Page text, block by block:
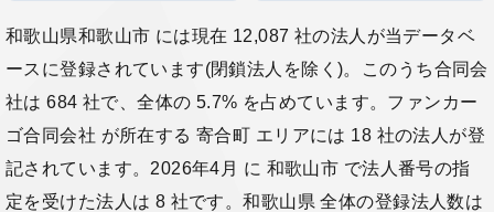
和歌山県和歌山市 には現在 12,087 社の法人が当データベ
ースに登録されています(閉鎖法人を除く)。このうち合同会
社は 684 社で、全体の 5.7% を占めています。ファンカー
ゴ合同会社 が所在する 寄合町 エリアには 18 社の法人が登
記されています。2026年4月 に 和歌山市 で法人番号の指
定を受けた法人は 8 社です。和歌山県 全体の登録法人数は